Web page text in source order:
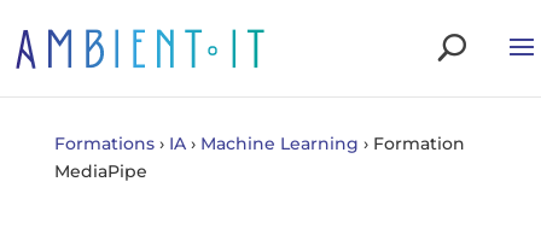
Formations › IA › Machine Learning › Formation
MediaPipe